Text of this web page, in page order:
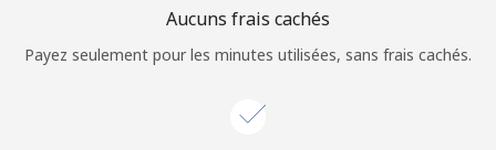
Aucuns frais cachés
Payez seulement pour les minutes utilisées, sans frais cachés.